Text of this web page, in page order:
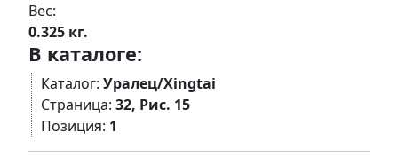
Вес:
0.325 кг.
В каталоге:
Каталог: Уралец/Xingtai
Страница: 32, Рис. 15
Позиция: 1